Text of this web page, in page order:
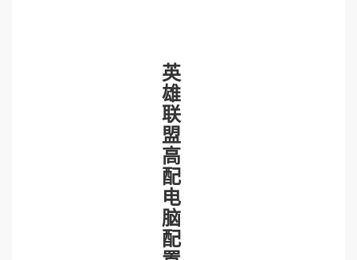
英
雄
联
盟
高
配
电
脑
配